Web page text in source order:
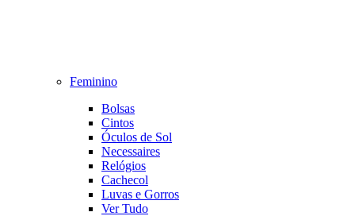
Feminino
Bolsas
Cintos
Óculos de Sol
Necessaires
Relógios
Cachecol
Luvas e Gorros
Ver Tudo